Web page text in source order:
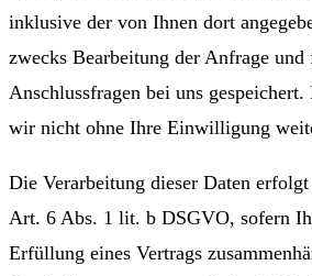
inklusive der von Ihnen dort
zwecks Bearbeitung der Anfrage
Anschlussfragen bei uns gespeichert.
wir nicht ohne Ihre Einwilligung
Die Verarbeitung dieser Daten
Art. 6 Abs. 1 lit. b DSGVO, sofern
Erfüllung eines Vertrags